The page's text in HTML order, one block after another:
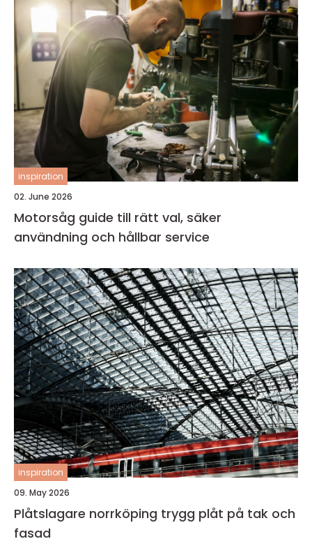
inspiration
02. June 2026
Motorsåg guide till rätt val, säker
användning och hållbar service
inspiration
09. May 2026
Plåtslagare norrköping trygg plåt på tak och
fasad